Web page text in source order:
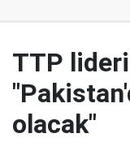
TTP
olacak"